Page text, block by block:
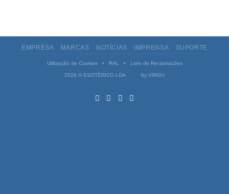
EMPRESA MARCAS NOTÍCIAS IMPRENSA SUPORTE
Utilização de Cookies• RAL • Livro de Reclamações
2026 © ESOTÉRICO LDA by VIRGU